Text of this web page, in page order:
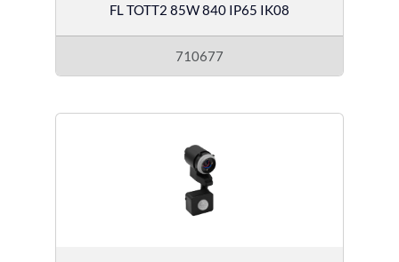
FL TOTT2 85W 840 IP65 IK08
710677